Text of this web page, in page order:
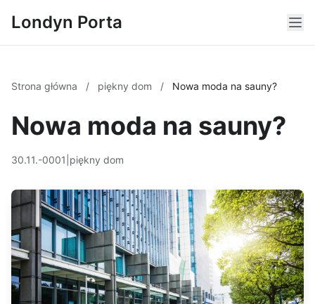
Londyn Porta
Strona główna / piękny dom / Nowa moda na sauny?
Nowa moda na sauny?
30.11.-0001 piękny dom